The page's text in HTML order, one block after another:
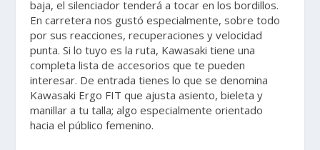
baja, el silenciador tenderá a tocar en los bordillos.
En carretera nos gustó especialmente, sobre todo
por sus reacciones, recuperaciones y velocidad
punta. Si lo tuyo es la ruta, Kawasaki tiene una
completa lista de accesorios que te pueden
interesar. De entrada tienes lo que se denomina
Kawasaki Ergo FIT que ajusta asiento, bieleta y
manillar a tu talla; algo especialmente orientado
hacia el público femenino.